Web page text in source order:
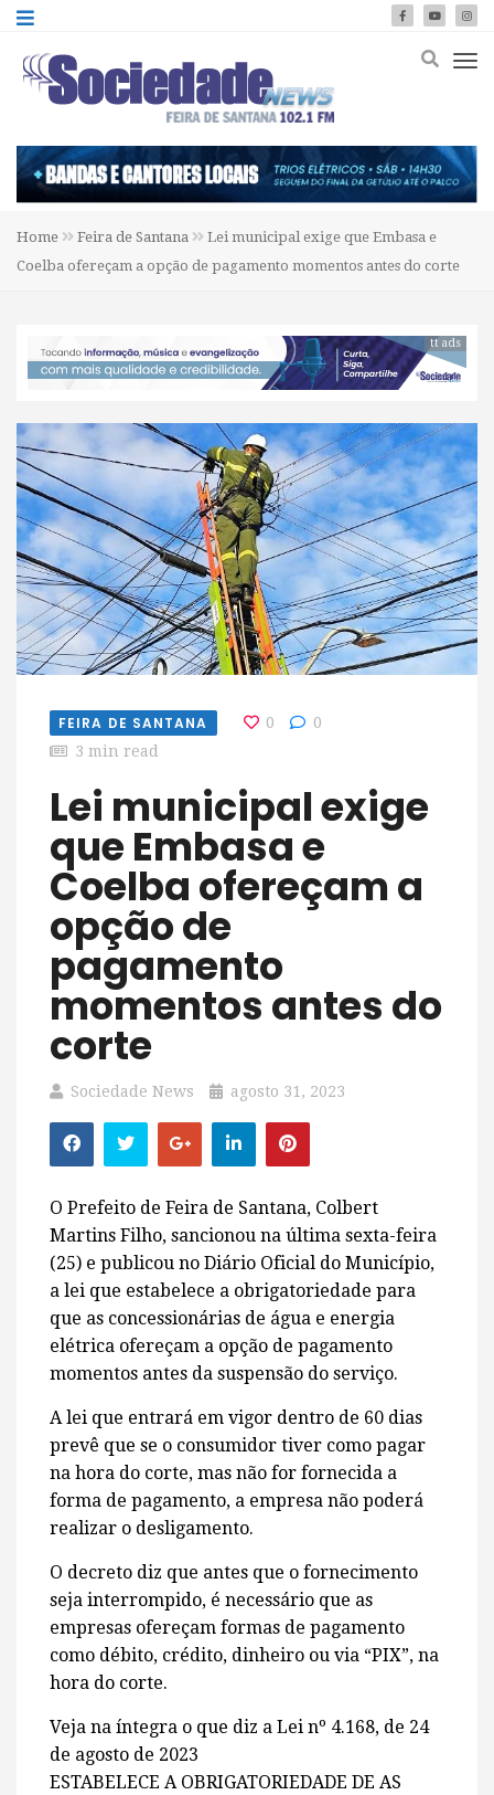
Home Feira de Santana
Lei municipal exige que Embasa e
Coelba ofereçam a opção de pagamento momentos antes do corte
tt ads
FEIRA DE SANTANA 0
0
3 min read
Lei municipal exige
que Embasa e
Coelba ofereçam a
opção de
pagamento
momentos antes do
corte
Sociedade News agosto 31, 2023
O Prefeito de Feira de Santana, Colbert
Martins Filho, sancionou na última sexta-feira
(25) e publicou no Diário Oficial do Município,
a lei que estabelece a obrigatoriedade para
que as concessionárias de água e energia
elétrica ofereçam a opção de pagamento
momentos antes da suspensão do serviço.
A lei que entrará em vigor dentro de 60 dias
prevê que se o consumidor tiver como pagar
na hora do corte, mas não for fornecida a
forma de pagamento, a empresa não poderá
realizar o desligamento.
O decreto diz que antes que o fornecimento
seja interrompido, é necessário que as
empresas ofereçam formas de pagamento
como débito, crédito, dinheiro ou via “PIX”, na
hora do corte.
Veja na íntegra o que diz a Lei nº 4.168, de 24
de agosto de 2023
ESTABELECE A OBRIGATORIEDADE DE AS